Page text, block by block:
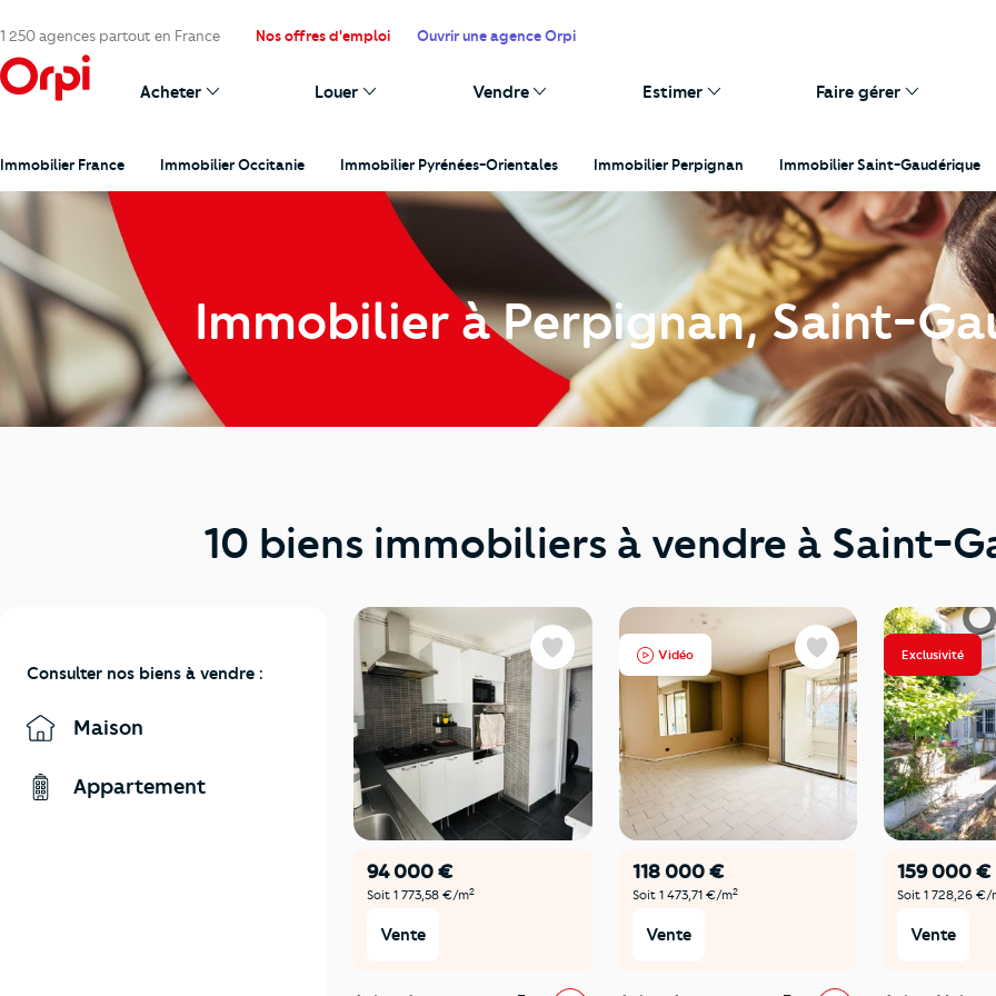
1 250 agences partout en France Nos offres d'emploi Ouvrir une agence Orpi
Acheter Louer Vendre Estimer Faire gérer
Immobilier France Immobilier Occitanie Immobilier Pyrénées-Orientales Immobilier Perpignan Immobilier Saint-Gaudérique
Immobilier à Perpignan, Saint-
10 biens immobiliers à vendre à Saint-
Consulter nos biens à vendre :
Maison
Appartement
94 000 €
Soit 1 773,58 €/m2
Vente
Favoris Vidéo
118 000 €
Soit 1 473,71 €/m2
Vente
Favoris Exclusivité
159 000 €
Soit 1 728,26 €/
Vente